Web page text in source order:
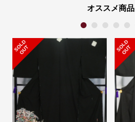
オススメ商品
S
L
D
O
U
1 2 3 4 5